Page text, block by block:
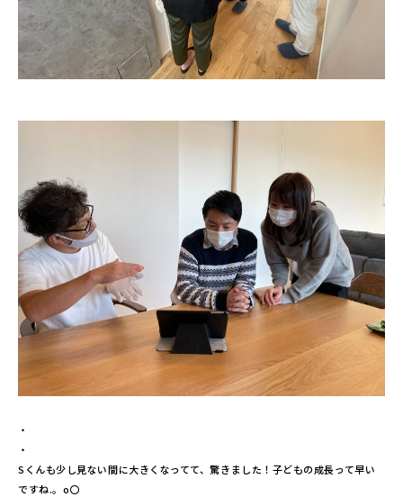
・
・
Sくんも少し見ない間に大きくなってて、驚きました！子どもの成長って早い
ですね.。o〇